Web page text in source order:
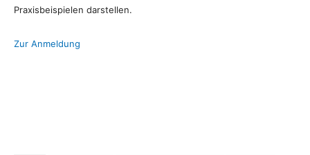
Praxisbeispielen darstellen.
Zur Anmeldung